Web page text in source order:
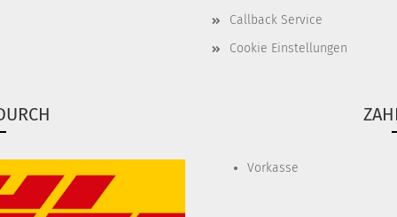
Callback Service
Cookie Einstellungen
Vorkasse